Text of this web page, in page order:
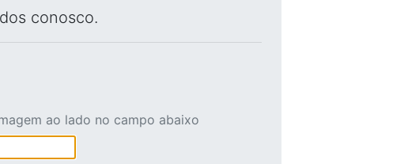
conosco.
ao lado no campo abaixo